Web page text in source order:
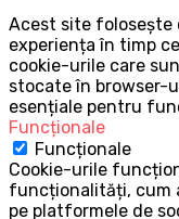
Acest site folosește
experiența în timp
cookie-urile care
stocate în browser-
esențiale pentru
Funcționale
Funcționale
Cookie-urile
funcționalități, cum
pe platformele de